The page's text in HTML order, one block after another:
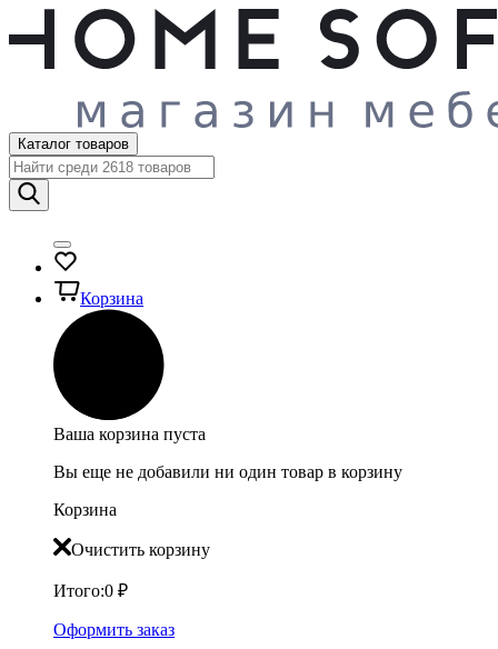
Каталог товаров
Корзина
Ваша корзина пуста
Вы еще не добавили ни один товар в корзину
Корзина
Очистить корзину
Итого:0 ₽
Оформить заказ